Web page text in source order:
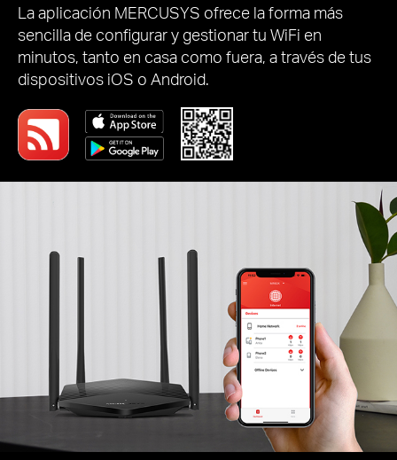
La aplicación MERCUSYS ofrece la forma más
sencilla de configurar y gestionar tu WiFi en
minutos, tanto en casa como fuera, a través de tus
dispositivos iOS o Android.